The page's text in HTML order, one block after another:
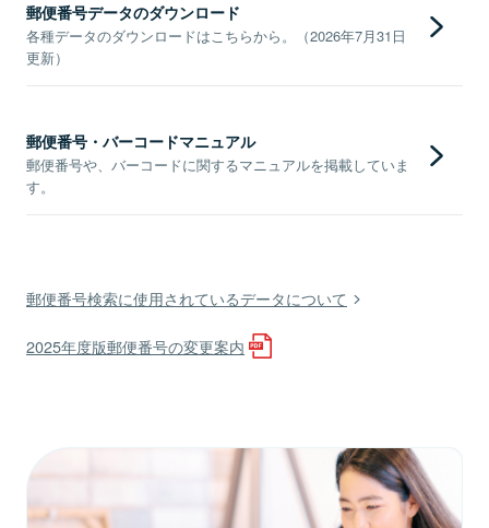
郵便番号データのダウンロード
各種データのダウンロードはこちらから。（2026年7月31日
更新）
郵便番号・バーコードマニュアル
郵便番号や、バーコードに関するマニュアルを掲載していま
す。
郵便番号検索に使用されているデータについて
2025年度版郵便番号の変更案内